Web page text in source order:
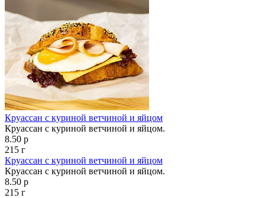
Круассан с куриной ветчиной и яйцом
Круассан с куриной ветчиной и яйцом.
8.50 р
215 г
Круассан с куриной ветчиной и яйцом
Круассан с куриной ветчиной и яйцом.
8.50 р
215 г